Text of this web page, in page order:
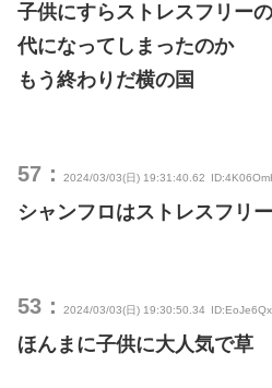
子供にすらストレスフリー
代になってしまったのか
もう終わりだ横の国
57： 2024/03/03(日) 19:31:40.62
シャンフロはストレスフリ
53： 2024/03/03(日) 19:30:50.34
ほんまに子供に大人気で草